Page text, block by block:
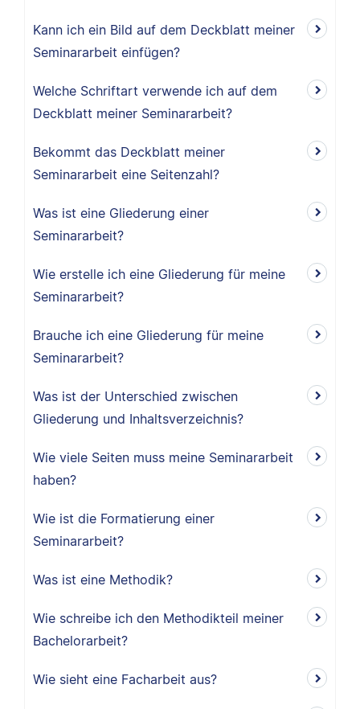
Kann ich ein Bild auf dem Deckblatt meiner
Seminararbeit einfügen?
Welche Schriftart verwende ich auf dem
Deckblatt meiner Seminararbeit?
Bekommt das Deckblatt meiner
Seminararbeit eine Seitenzahl?
Was ist eine Gliederung einer
Seminararbeit?
Wie erstelle ich eine Gliederung für meine
Seminararbeit?
Brauche ich eine Gliederung für meine
Seminararbeit?
Was ist der Unterschied zwischen
Gliederung und Inhaltsverzeichnis?
Wie viele Seiten muss meine Seminararbeit
haben?
Wie ist die Formatierung einer
Seminararbeit?
Was ist eine Methodik?
Wie schreibe ich den Methodikteil meiner
Bachelorarbeit?
Wie sieht eine Facharbeit aus?